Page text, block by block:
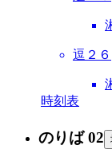
逗２６
時刻表
のりば 02